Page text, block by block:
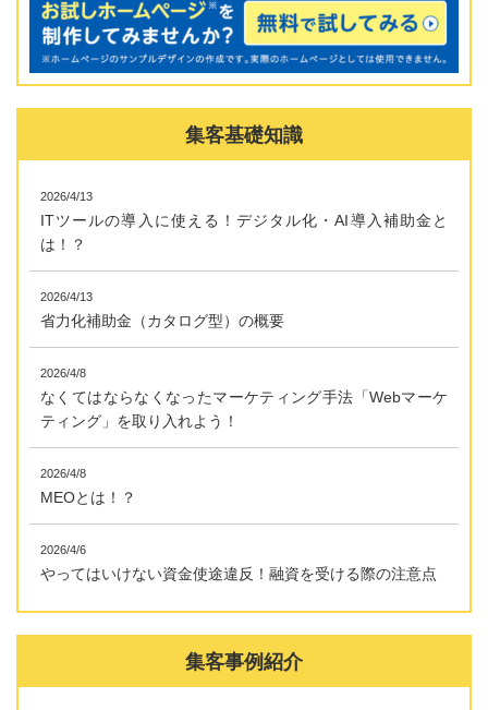
集客基礎知識
2026/4/13
ITツールの導入に使える！デジタル化・AI導入補助金と
は！？
2026/4/13
省力化補助金（カタログ型）の概要
2026/4/8
なくてはならなくなったマーケティング手法「Webマーケ
ティング」を取り入れよう！
2026/4/8
MEOとは！？
2026/4/6
やってはいけない資金使途違反！融資を受ける際の注意点
集客事例紹介